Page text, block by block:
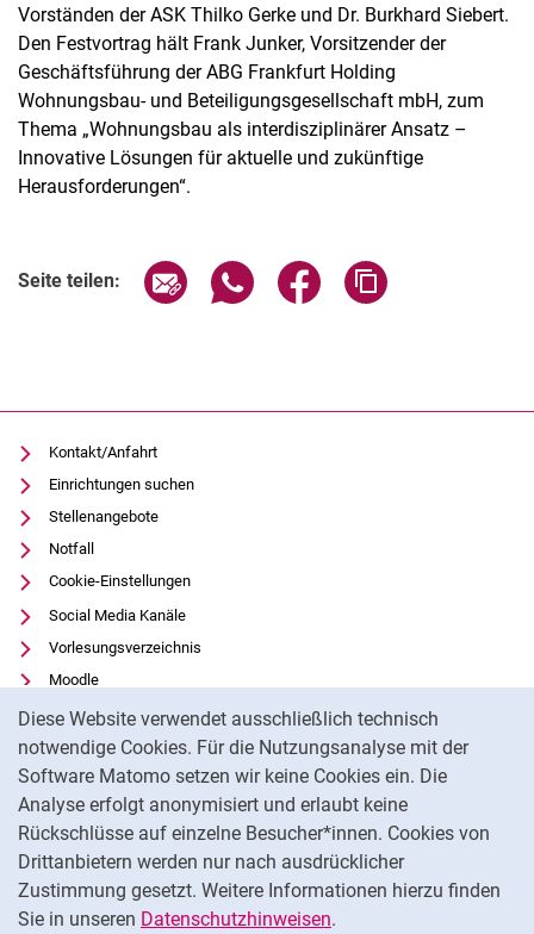
Diese Website verwendet ausschließlich technisch
notwendige Cookies. Für die Nutzungsanalyse mit der
Software Matomo setzen wir keine Cookies ein. Die
Analyse erfolgt anonymisiert und erlaubt keine
Rückschlüsse auf einzelne Besucher*innen. Cookies von
Drittanbietern werden nur nach ausdrücklicher
Zustimmung gesetzt. Weitere Informationen hierzu finden
Sie in unseren Datenschutzhinweisen.
Vorständen der ASK Thilko Gerke und Dr. Burkhard Siebert.
Den Festvortrag hält Frank Junker, Vorsitzender der
Geschäftsführung der ABG Frankfurt Holding
Wohnungsbau- und Beteiligungsgesellschaft mbH, zum
Thema „Wohnungsbau als interdisziplinärer Ansatz –
Innovative Lösungen für aktuelle und zukünftige
Herausforderungen“.
Seite teilen: Seite über E-Mail teilen
Seite über WhatsApp teilen
Seite über Facebook
Kontakt/Anfahrt
Einrichtungen suchen
Stellenangebote
Notfall
Cookie-Einstellungen
Social Media Kanäle
Vorlesungsverzeichnis
Moodle
Panopto
Universitätsbibliothek
Datenschutz
Barrierefreiheit
Transparenter KI-Einsatz